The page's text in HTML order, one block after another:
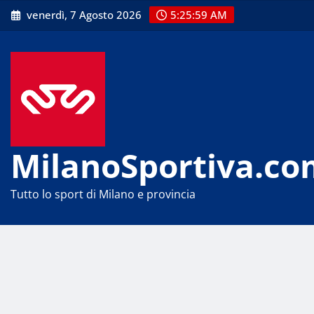
Skip
to
venerdì, 7 Agosto 2026 5:26:00 AM
Tutto lo sport di Milano e provincia